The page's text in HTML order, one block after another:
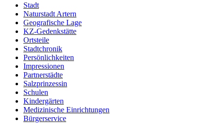
Stadt
Naturstadt Artern
Geografische Lage
KZ-Gedenkstätte
Ortsteile
Stadtchronik
Persönlichkeiten
Impressionen
Partnerstädte
Salzprinzessin
Schulen
Kindergärten
Medizinische Einrichtungen
Bürgerservice